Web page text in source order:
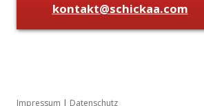
kontakt@schickaa.com
Impressum | Datenschutz